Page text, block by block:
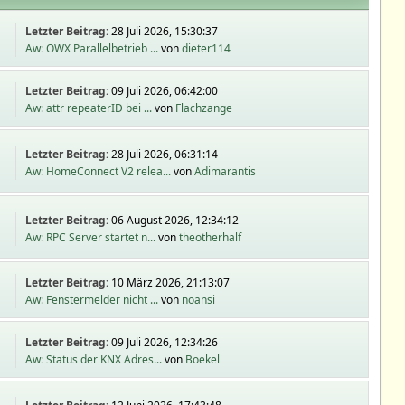
Letzter Beitrag:28 Juli 2026, 15:30:37
Aw: OWX Parallelbetrieb ...vondieter114
Letzter Beitrag:09 Juli 2026, 06:42:00
Aw: attr repeaterID bei ...von Flachzange
Letzter Beitrag:28 Juli 2026, 06:31:14
Aw: HomeConnect V2 relea...vonAdimarantis
Letzter Beitrag:06 August 2026, 12:34:12
Aw: RPC Server startet n...vontheotherhalf
Letzter Beitrag: 10 März 2026, 21:13:07
Aw: Fenstermelder nicht ...von noansi
Letzter Beitrag:09 Juli 2026, 12:34:26
Aw: Status der KNX Adres...von Boekel